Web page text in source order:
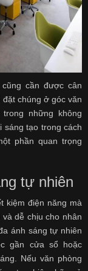
cần được cân
chúng ở góc văn
những không
sáng tạo trong cách
phần quan trọng
tự nhiên
kiệm điện năng mà
dễ chịu cho nhân
ánh sáng tự nhiên
gần cửa sổ hoặc
Nếu văn phòng